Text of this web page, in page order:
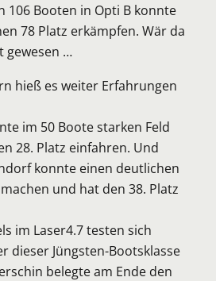
106 Booten in Opti B konnte
78 Platz erkämpfen. Wär da
gewesen …
hieß es weiter Erfahrungen
im 50 Boote starken Feld
28. Platz einfahren. Und
konnte einen deutlichen
und hat den 38. Platz
im Laser4.7 testen sich
dieser Jüngsten-Bootsklasse
belegte am Ende den